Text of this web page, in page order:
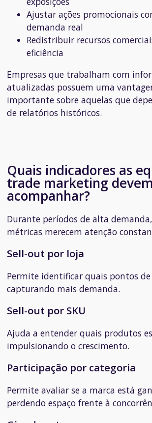
Ajustar ações promocionais
demanda real
Redistribuir recursos
eficiência
Empresas que trabalham com
atualizadas possuem uma
importante sobre aquelas que
de relatórios históricos.
Quais indicadores as
trade marketing devem
acompanhar?
Durante períodos de alta
métricas merecem atenção
Sell-out por loja
Permite identificar quais pontos
capturando mais demanda.
Sell-out por SKU
Ajuda a entender quais produtos
impulsionando o crescimento.
Participação por categoria
Permite avaliar se a marca está
perdendo espaço frente à